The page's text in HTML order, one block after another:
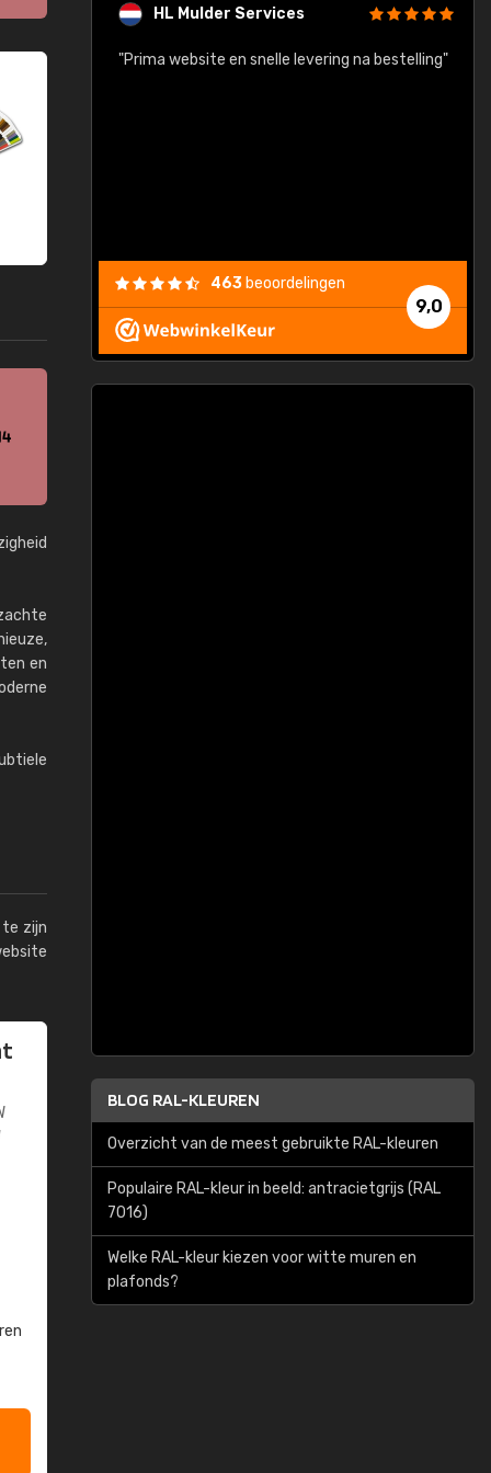
en
te zijn
HL Mulder Services
"Prima website en snelle levering na bestelling"
9,0
463 beoordelingen
BLOG RAL-KLEUREN
Overzicht van de meest gebruikte RAL-kleuren
Populaire RAL-kleur in beeld: antracietgrijs (RAL
7016)
Welke RAL-kleur kiezen voor witte muren en
plafonds?